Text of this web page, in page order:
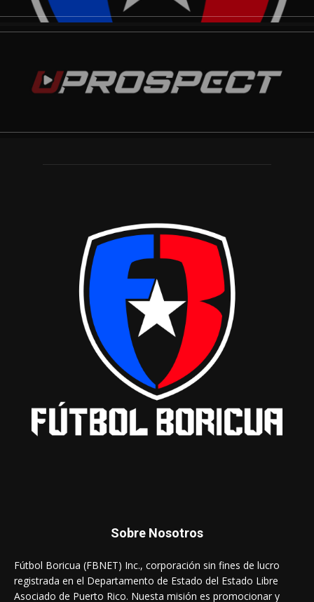
Sobre Nosotros
Fútbol Boricua (FBNET) Inc., corporación sin fines de lucro
registrada en el Departamento de Estado del Estado Libre
Asociado de Puerto Rico. Nuesta misión es promocionar y